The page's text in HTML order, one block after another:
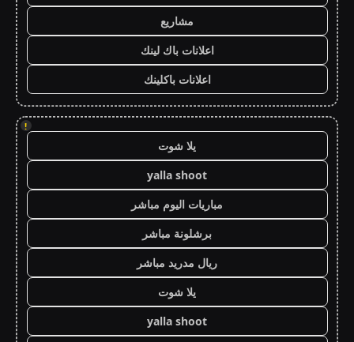
مشاريع
اعلانات باك لينك
اعلانات باكلينك
!
يلا شوت
yalla shoot
مباريات اليوم مباشر
برشلونة مباشر
ريال مدريد مباشر
يلا شوت
yalla shoot